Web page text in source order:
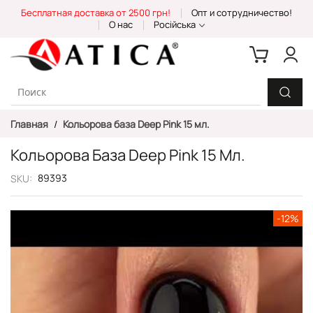
Content
Бесплатная доставка от 2500 грн!
Опт и сотрудничество!
О нас
Російська
Главная Кольорова база Deep Pink 15 мл.
Кольорова База Deep Pink 15 Мл.
SKU 89393
перейти
-12%